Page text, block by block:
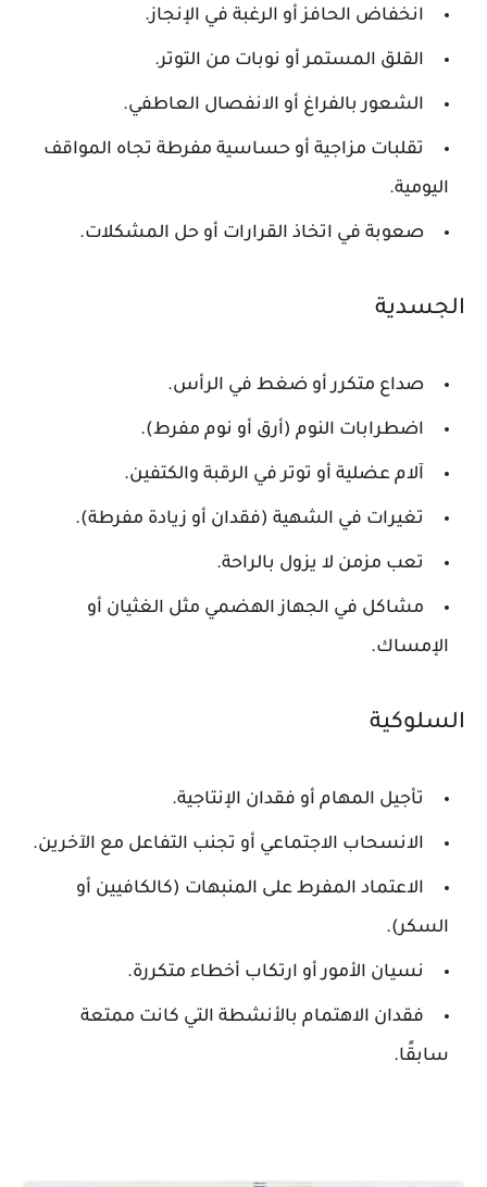
انخفاض الحافز أو الرغبة في الإنجاز.
القلق المستمر أو نوبات من التوتر.
الشعور بالفراغ أو الانفصال العاطفي.
تقلبات مزاجية أو حساسية مفرطة تجاه المواقف
اليومية.
صعوبة في اتخاذ القرارات أو حل المشكلات.
الجسدية
صداع متكرر أو ضغط في الرأس.
اضطرابات النوم (أرق أو نوم مفرط).
آلام عضلية أو توتر في الرقبة والكتفين.
تغيرات في الشهية (فقدان أو زيادة مفرطة).
تعب مزمن لا يزول بالراحة.
مشاكل في الجهاز الهضمي مثل الغثيان أو
الإمساك.
السلوكية
تأجيل المهام أو فقدان الإنتاجية.
الانسحاب الاجتماعي أو تجنب التفاعل مع الآخرين.
الاعتماد المفرط على المنبهات (كالكافيين أو
السكر).
نسيان الأمور أو ارتكاب أخطاء متكررة.
فقدان الاهتمام بالأنشطة التي كانت ممتعة
سابقًا.